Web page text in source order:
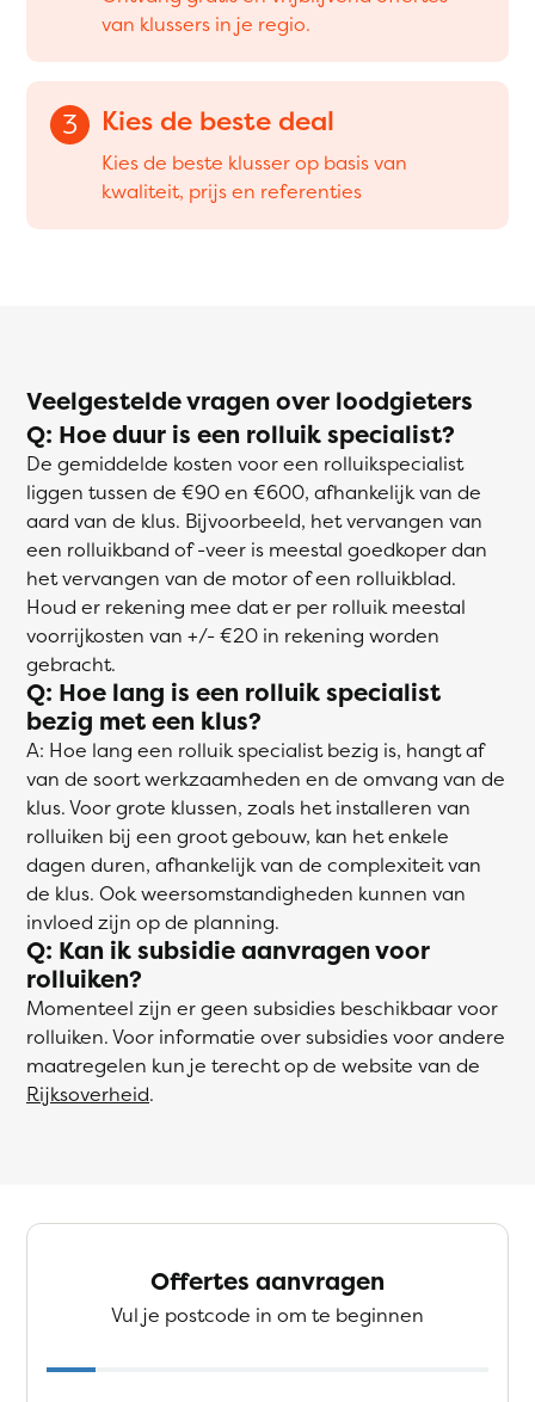
van klussers in je regio.
3 Kies de beste deal
Kies de beste klusser op basis van
kwaliteit, prijs en referenties
Veelgestelde vragen over loodgieters
Q: Hoe duur is een rolluik specialist?
De gemiddelde kosten voor een rolluikspecialist
liggen tussen de €90 en €600, afhankelijk van de
aard van de klus. Bijvoorbeeld, het vervangen van
een rolluikband of -veer is meestal goedkoper dan
het vervangen van de motor of een rolluikblad.
Houd er rekening mee dat er per rolluik meestal
voorrijkosten van +/- €20 in rekening worden
gebracht.
Q: Hoe lang is een rolluik specialist
bezig met een klus?
A: Hoe lang een rolluik specialist bezig is, hangt af
van de soort werkzaamheden en de omvang van de
klus. Voor grote klussen, zoals het installeren van
rolluiken bij een groot gebouw, kan het enkele
dagen duren, afhankelijk van de complexiteit van
de klus. Ook weersomstandigheden kunnen van
invloed zijn op de planning.
Q: Kan ik subsidie aanvragen voor
rolluiken?
Momenteel zijn er geen subsidies beschikbaar voor
rolluiken. Voor informatie over subsidies voor andere
maatregelen kun je terecht op de website van de
Rijksoverheid.
Offertes aanvragen
Vul je postcode in om te beginnen